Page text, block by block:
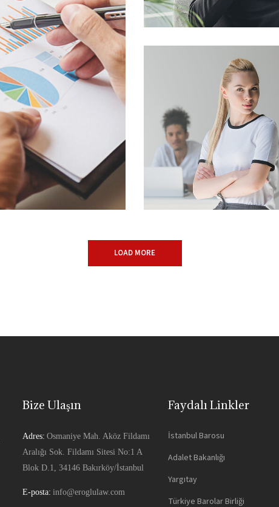
LOAD MORE
Bize Ulaşın
Adres: Osmaniye Mah. Aköz Fildamı
Aralığı Sok. Fildamı Sitesi No:1 A
Blok D.1, 34146 Bakırköy/İstanbul
E-posta: info@eroglulaw.com
Faydalı Linkler
İstanbul Barosu
Adalet Bakanlığı
Yargıtay
Türkiye Barolar Birliği